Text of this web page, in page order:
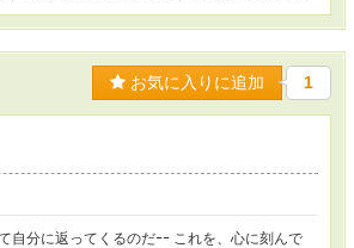
お気に入りに追加 1
分に返ってくるのだｰｰ これを、心に刻んで